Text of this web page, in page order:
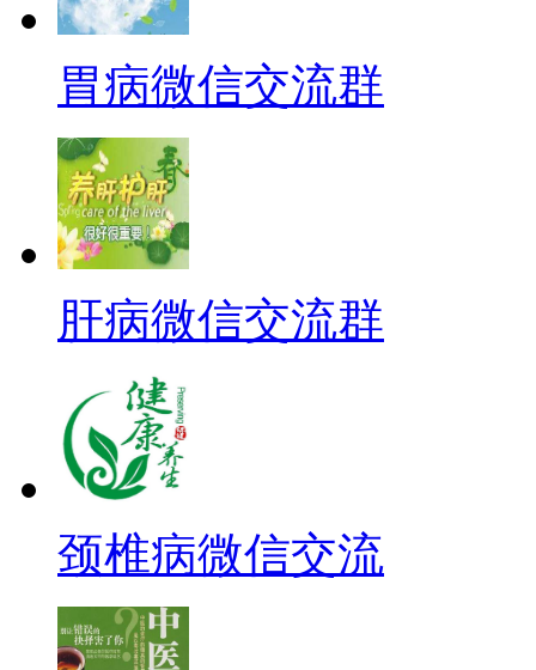
胃病微信交流群
肝病微信交流群
颈椎病微信交流